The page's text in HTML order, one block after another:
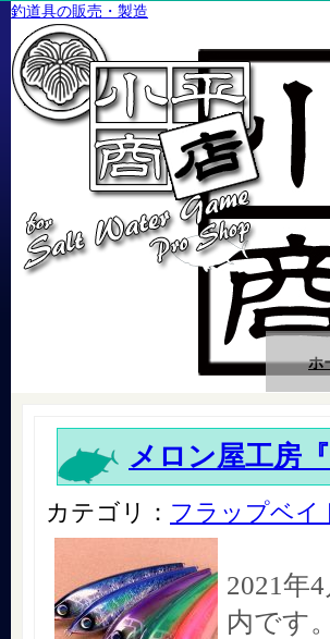
釣道具の販売・製造
ホ
メロン屋工房
カテゴリ： フラップベイ
2021年
内です